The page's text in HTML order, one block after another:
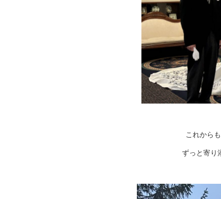
これから
ずっと寄り